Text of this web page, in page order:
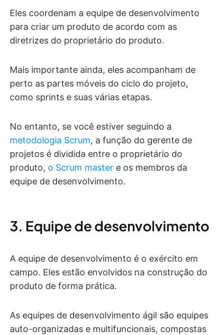
Eles coordenam a equipe de desenvolvimento
para criar um produto de acordo com as
diretrizes do proprietário do produto.
Mais importante ainda, eles acompanham de
perto as partes móveis do ciclo do projeto,
como sprints e suas várias etapas.
No entanto, se você estiver seguindo a
metodologia Scrum, a função do gerente de
projetos é dividida entre o proprietário do
produto, o Scrum master e os membros da
equipe de desenvolvimento.
3. Equipe de desenvolvimento
A equipe de desenvolvimento é o exército em
campo. Eles estão envolvidos na construção do
produto de forma prática.
As equipes de desenvolvimento ágil são equipes
auto-organizadas e multifuncionais, compostas